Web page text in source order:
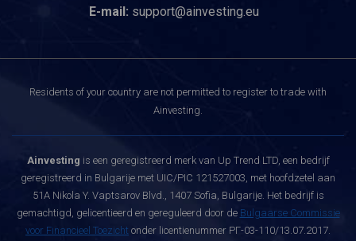
E-mail: support@ainvesting.eu
Residents of your country are not permitted to register to trade with
Ainvesting.
Ainvesting is een geregistreerd merk van Up Trend LTD, een bedrijf
geregistreerd in Bulgarije met UIC/PIC 121527003, met hoofdzetel aan
51A Nikola Y. Vaptsarov Blvd., 1407 Sofia, Bulgarije. Het bedrijf is
gemachtigd, gelicentieerd en gereguleerd door de Bulgaarse Commissie
voor Financieel Toezicht onder licentienummer РГ-03-110/13.07.2017.